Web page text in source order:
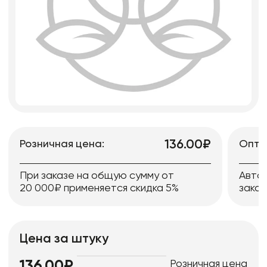
Розничная цена: 136.00₽
При заказе на общую сумму от
20 000₽ применяется скидка 5%
Цена за штуку
Розничная цена